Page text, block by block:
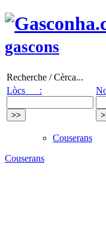
gascons
Recherche / Cèrca...
Lòcs :
Couserans
Couserans